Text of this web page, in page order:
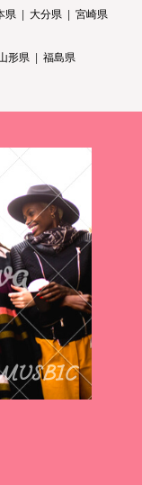
県 大分県
宮崎県
形県
福島県